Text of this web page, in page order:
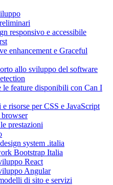
responsivo e accessibile
enhancement e Graceful
allo sviluppo del software
le feature disponibili con Can I
risorse per CSS e JavaScript
prestazioni
system .italia
Bootstrap Italia
React
Angular
di sito e servizi